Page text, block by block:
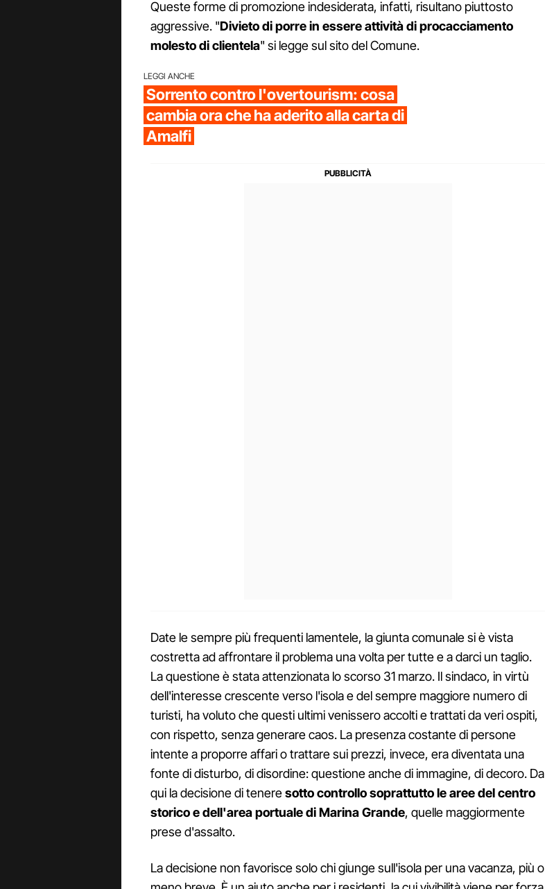
Queste forme di promozione indesiderata, infatti, risultano piuttosto
aggressive. "Divieto di porre in essere attività di procacciamento
molesto di clientela" si legge sul sito del Comune.
LEGGI ANCHE
Sorrento contro l'overtourism: cosa
cambia ora che ha aderito alla carta di
Amalfi
Date le sempre più frequenti lamentele, la giunta comunale si è vista
costretta ad affrontare il problema una volta per tutte e a darci un taglio.
La questione è stata attenzionata lo scorso 31 marzo. Il sindaco, in virtù
dell'interesse crescente verso l'isola e del sempre maggiore numero di
turisti, ha voluto che questi ultimi venissero accolti e trattati da veri ospiti,
con rispetto, senza generare caos. La presenza costante di persone
intente a proporre affari o trattare sui prezzi, invece, era diventata una
fonte di disturbo, di disordine: questione anche di immagine, di decoro. Da
qui la decisione di teneresotto controllo soprattutto le aree del centro
storico e dell'area portuale di Marina Grande, quelle maggiormente
prese d'assalto.
La decisione non favorisce solo chi giunge sull'isola per una vacanza, più o